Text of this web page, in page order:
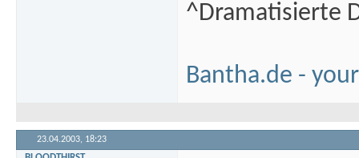
^Dramatisierte
Bantha.de -
23.04.2003, 18:23